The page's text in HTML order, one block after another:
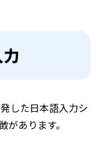
した日本語入力シ
があります。